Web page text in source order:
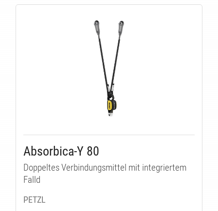
Absorbica-Y 80
Doppeltes Verbindungsmittel mit integriertem
Falld
PETZL